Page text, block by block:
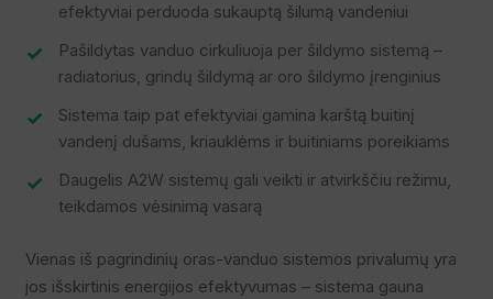
efektyviai perduoda sukauptą šilumą vandeniui
Pašildytas vanduo cirkuliuoja per šildymo sistemą –
radiatorius, grindų šildymą ar oro šildymo įrenginius
Sistema taip pat efektyviai gamina karštą buitinį
vandenį dušams, kriauklėms ir buitiniams poreikiams
Daugelis A2W sistemų gali veikti ir atvirkščiu režimu,
teikdamos vėsinimą vasarą
Vienas iš pagrindinių oras-vanduo sistemos privalumų yra
jos išskirtinis energijos efektyvumas – sistema gauna